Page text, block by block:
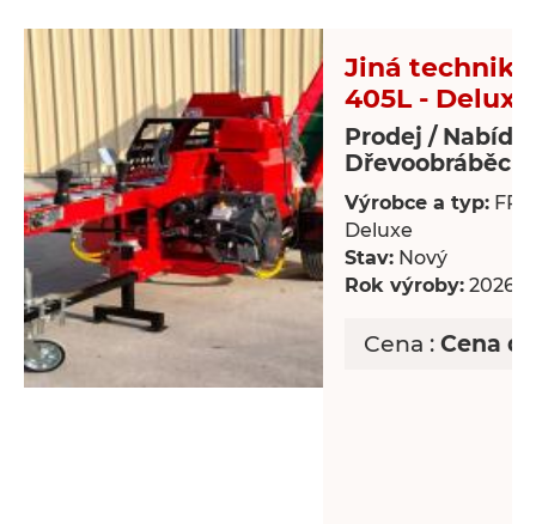
Jiná technika
405L - Deluxe
Prodej /
Dřevoobráběcí
Výrobce a typ: FP-
Deluxe
Stav: Nový
Rok výroby: 2026
Cena : Cena